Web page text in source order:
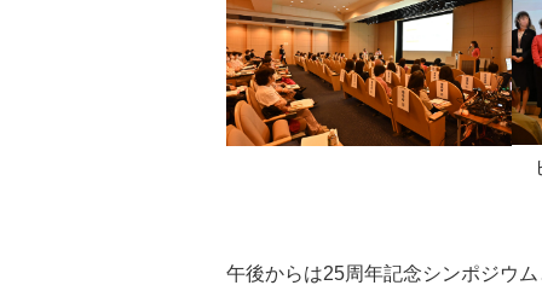
午後からは25周年記念シンポジウ